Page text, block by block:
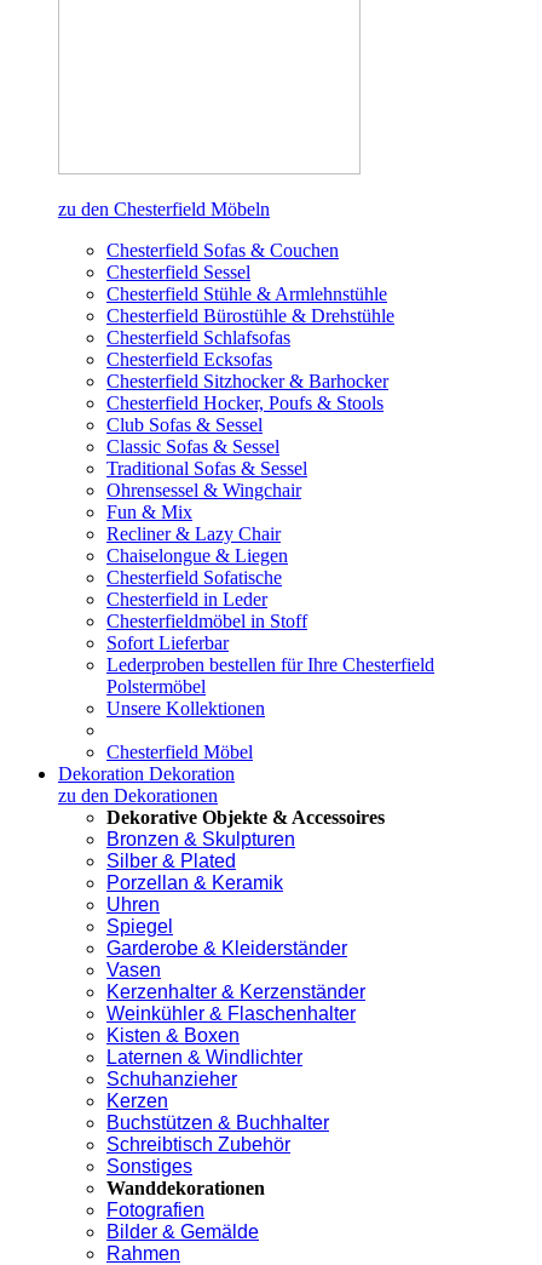
zu den Chesterfield Möbeln
Chesterfield Sofas & Couchen
Chesterfield Sessel
Chesterfield Stühle & Armlehnstühle
Chesterfield Bürostühle & Drehstühle
Chesterfield Schlafsofas
Chesterfield Ecksofas
Chesterfield Sitzhocker & Barhocker
Chesterfield Hocker, Poufs & Stools
Club Sofas & Sessel
Classic Sofas & Sessel
Traditional Sofas & Sessel
Ohrensessel & Wingchair
Fun & Mix
Recliner & Lazy Chair
Chaiselongue & Liegen
Chesterfield Sofatische
Chesterfield in Leder
Chesterfieldmöbel in Stoff
Sofort Lieferbar
Lederproben bestellen für Ihre Chesterfield
Polstermöbel
Unsere Kollektionen
Chesterfield Möbel
Dekoration Dekoration
zu den Dekorationen
Dekorative Objekte & Accessoires
Bronzen & Skulpturen
Silber & Plated
Porzellan & Keramik
Uhren
Spiegel
Garderobe & Kleiderständer
Vasen
Kerzenhalter & Kerzenständer
Weinkühler & Flaschenhalter
Kisten & Boxen
Laternen & Windlichter
Schuhanzieher
Kerzen
Buchstützen & Buchhalter
Schreibtisch Zubehör
Sonstiges
Wanddekorationen
Fotografien
Bilder & Gemälde
Rahmen